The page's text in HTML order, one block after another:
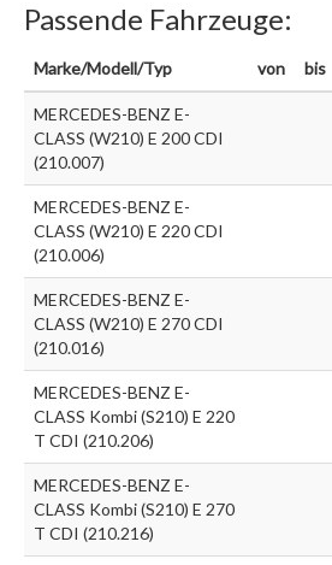
Passende Fahrzeuge:
Marke/Modell/Typ von bis
MERCEDES-BENZ E-
CLASS (W210) E 200 CDI
(210.007)
MERCEDES-BENZ E-
CLASS (W210) E 220 CDI
(210.006)
MERCEDES-BENZ E-
CLASS (W210) E 270 CDI
(210.016)
MERCEDES-BENZ E-
CLASS Kombi (S210) E 220
T CDI (210.206)
MERCEDES-BENZ E-
CLASS Kombi (S210) E 270
T CDI (210.216)